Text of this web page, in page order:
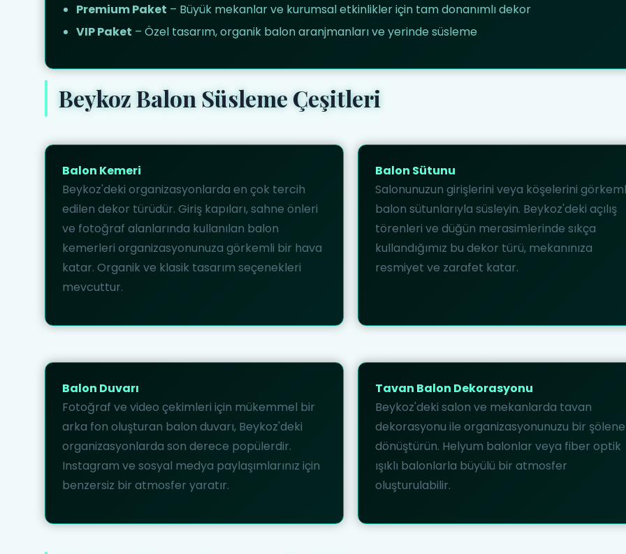
Premium Paket – Büyük mekanlar ve kurumsal etkinlikler için tam donanımlı dekor
VIP Paket – Özel tasarım, organik balon aranjmanları ve yerinde süsleme
Beykoz Balon Süsleme Çeşitleri
Balon Kemeri
Beykoz'deki organizasyonlarda en çok tercih
edilen dekor türüdür. Giriş kapıları, sahne önleri
ve fotoğraf alanlarında kullanılan balon
kemerleri organizasyonunuza görkemli bir hava
katar. Organik ve klasik tasarım seçenekleri
mevcuttur.
Balon Sütunu
Salonunuzun girişlerini veya köşelerini
balon sütunlarıyla süsleyin. Beykoz'deki açılış
törenleri ve düğün merasimlerinde sıkça
kullandığımız bu dekor türü, mekanınıza
resmiyet ve zarafet katar.
Balon Duvarı
Fotoğraf ve video çekimleri için mükemmel bir
arka fon oluşturan balon duvarı, Beykoz'deki
organizasyonlarda son derece popülerdir.
Instagram ve sosyal medya paylaşımlarınız için
benzersiz bir atmosfer yaratır.
Tavan Balon Dekorasyonu
Beykoz'deki salon ve mekanlarda tavan
dekorasyonu ile organizasyonunuzu bir şölene
dönüştürün. Helyum balonlar veya fiber optik
ışıklı balonlarla büyülü bir atmosfer
oluşturulabilir.